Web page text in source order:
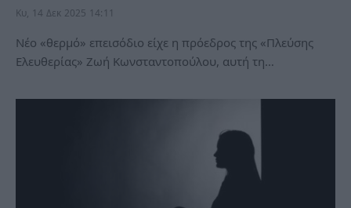
Κυ, 14 Δεκ 2025 14:11
Νέο «θερμό» επεισόδιο είχε η πρόεδρος της «Πλεύσης
Ελευθερίας» Ζωή Κωνσταντοπούλου, αυτή τη…